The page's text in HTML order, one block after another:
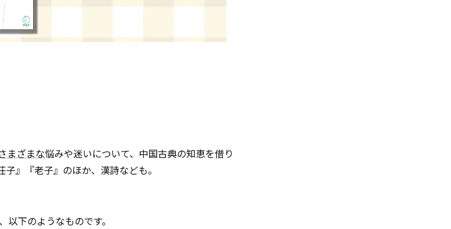
まざまな悩みや迷いについて、中国古典の知恵を借り
』『老子』のほか、漢詩なども。
下のようなものです。